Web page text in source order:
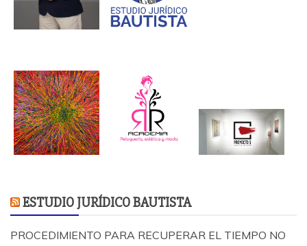
ESTUDIO JURÍDICO BAUTISTA
PROCEDIMIENTO PARA RECUPERAR EL TIEMPO NO